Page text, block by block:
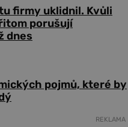
firmy uklidnil. Kvůli
porušují
dnes
pojmů, které by
REKLAMA